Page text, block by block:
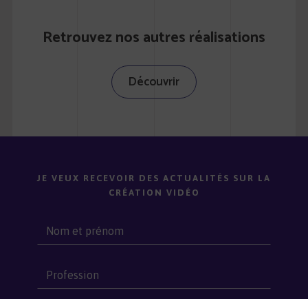
Retrouvez nos autres réalisations
Découvrir
JE VEUX RECEVOIR DES ACTUALITÉS SUR LA
CRÉATION VIDÉO